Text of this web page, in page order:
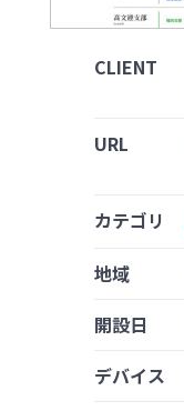
CLIENT
URL
カテゴリ
地域
開設日
デバイス